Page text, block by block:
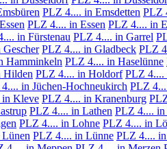
PLZ 4.... in Emsdetten PLZ
PLZ 4.... in Essen PLZ 4.... in
in Fürstenau PLZ 4.... in Garrel
PLZ 4.... in Gladbeck PLZ
Hamminkeln PLZ 4.... in Haselünne
Hilden PLZ 4.... in Holdorf PLZ 4....
in Jüchen-Hochneukirch PLZ
Kleve PLZ 4.... in Kranenburg
PLZ 4.... in Lathen PLZ 4.... in
PLZ 4.... in Lohne PLZ 4.... in
PLZ 4.... in Lünne PLZ 4....